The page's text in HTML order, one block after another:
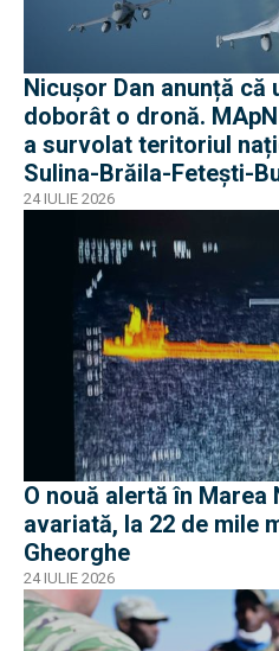
Nicușor Dan anunță că
doborât o dronă.
a survolat teritoriul
Sulina-Brăila-Fetești-
24 IULIE 2026
O nouă alertă în Marea
avariată, la 22 de mile
Gheorghe
24 IULIE 2026